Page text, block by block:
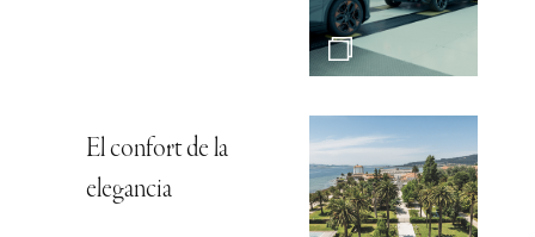
El confort de la
elegancia